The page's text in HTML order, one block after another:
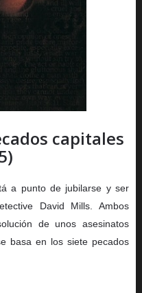
capitales
a punto de jubilarse y ser
David Mills. Ambos
de unos asesinatos
basa en los siete pecados